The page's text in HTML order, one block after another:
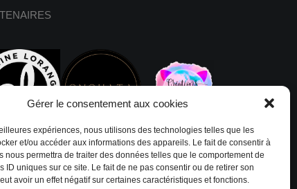
Gérer le consentement aux cookies
expériences, nous utilisons des technologies telles que les
et/ou accéder aux informations des appareils. Le fait de consentir à
nous permettra de traiter des données telles que le comportement de
ID uniques sur ce site. Le fait de ne pas consentir ou de retirer son
avoir un effet négatif sur certaines caractéristiques et fonctions.